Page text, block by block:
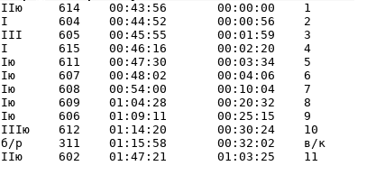
IIю     614    00:43:56       00:00:00    1
I       604    00:44:52       00:00:56    2
III     605    00:45:55       00:01:59    3
I       615    00:46:16       00:02:20    4
Iю      611    00:47:30       00:03:34    5
2011  Iю      607    00:48:02       00:04:06    6
Iю      608    00:54:00       00:10:04    7
Iю      609    01:04:28       00:20:32    8
Iю      606    01:09:11       00:25:15    9
IIIю    612    01:14:20       00:30:24    10
р     311    01:15:58       00:32:02    в/к